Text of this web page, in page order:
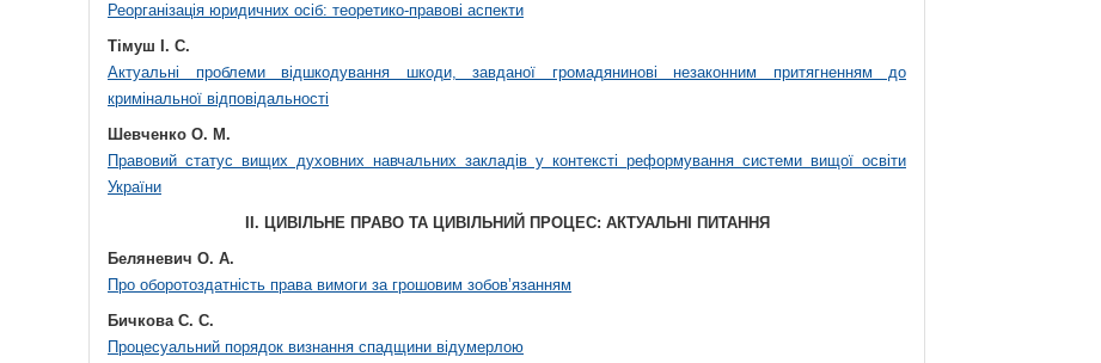
Реорганізація юридичних осіб: теоретико-правові аспекти
Тімуш І. С.
Актуальні проблеми відшкодування шкоди, завданої громадянинові незаконним притягненням до
кримінальної відповідальності
Шевченко О. М.
Правовий статус вищих духовних навчальних закладів у контексті реформування системи вищої освіти
України
II. ЦИВІЛЬНЕ ПРАВО ТА ЦИВІЛЬНИЙ ПРОЦЕС: АКТУАЛЬНІ ПИТАННЯ
Беляневич О. А.
Про оборотоздатність права вимоги за грошовим зобов’язанням
Бичкова С. С.
Процесуальний порядок визнання спадщини відумерлою